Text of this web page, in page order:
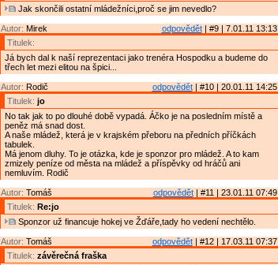
Jak skončili ostatní mládežníci,proč se jim nevedlo?
odpovědět| #9 | 7.01.11 13:13
Autor: Mirek
Titulek:
Já bych dal k naší reprezentaci jako trenéra Hospodku a budeme do
třech let mezi elitou na špici...
odpovědět| #10 | 20.01.11 14:25
Autor: Rodič
Titulek: jo
No tak jak to po dlouhé době vypadá. Áčko je na posledním místě a
peněz má snad dost.
A naše mládež, která je v krajském přeboru na předních příčkách
tabulek.
Má jenom dluhy. To je otázka, kde je sponzor pro mládež. A to kam
zmizely peníze od města na mládež a příspěvky od hráčů ani
nemluvím. Rodič
odpovědět| #11 | 23.01.11 07:49
Autor: Tomáš
Titulek: Re:jo
Sponzor už financuje hokej ve Žďáře,tady ho vedení nechtělo.
odpovědět| #12 | 17.03.11 07:37
Autor: Tomáš
Titulek: závěrečná fraška